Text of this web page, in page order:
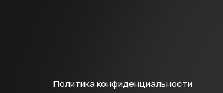
Политика конфиденциальности